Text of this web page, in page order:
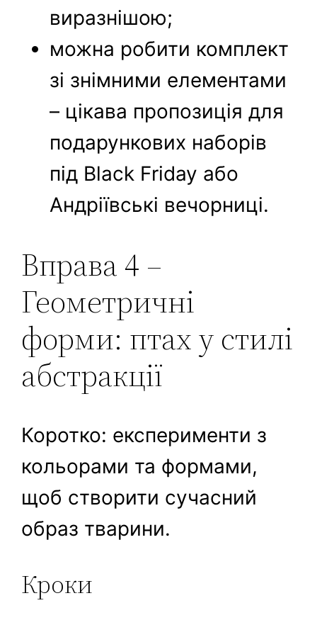
виразнішою;
можна робити комплект
зі знімними елементами
– цікава пропозиція для
подарункових наборів
під Black Friday або
Андріївські вечорниці.
Вправа 4 –
Геометричні
форми: птах у стилі
абстракції
Коротко: експерименти з
кольорами та формами,
щоб створити сучасний
образ тварини.
Кроки